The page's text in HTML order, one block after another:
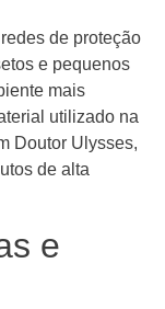
de proteção
e pequenos
mais
utilizado na
Doutor Ulysses,
de alta
e